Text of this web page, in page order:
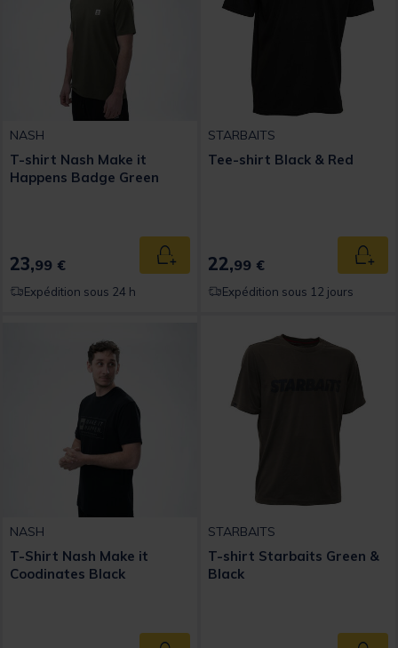
NASH
T-shirt Nash Make it
Happens Badge Green
23,99 € Ajouter au panier
Expédition sous 24 h
STARBAITS
Tee-shirt Black & Red
22,99 €
Expédition sous 12 jours
NASH
T-Shirt Nash Make it
Coodinates Black
STARBAITS
T-shirt Starbaits Green &
Black